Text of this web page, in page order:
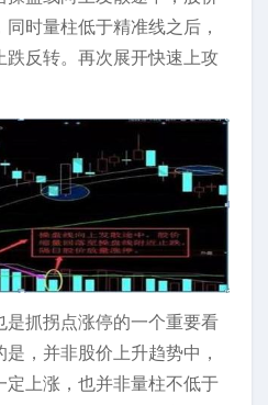
时量柱低于精准线之后，
跌反转。再次展开快速上攻
是抓拐点涨停的一个重要看
，并非股价上升趋势中，
上涨，也并非量柱不低于